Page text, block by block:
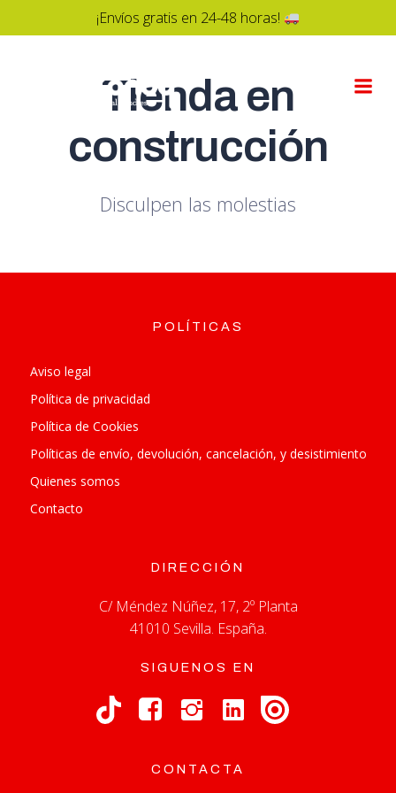
¡Envíos gratis en 24-48 horas!
contenido
Tienda en
construcción
Disculpen las molestias
POLÍTICAS
Aviso legal
Política de privacidad
Política de Cookies
Políticas de envío, devolución, cancelación, y desistimiento
Quienes somos
Contacto
DIRECCIÓN
C/ Méndez Núñez, 17, 2º Planta
41010 Sevilla. España.
SIGUENOS EN
CONTACTA